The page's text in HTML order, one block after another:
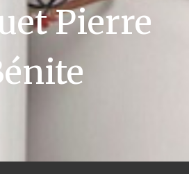
Pierre